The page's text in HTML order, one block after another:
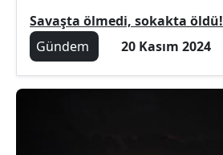
Savaşta ölmedi, sokakta öldü!
Gündem
20 Kasım 2024